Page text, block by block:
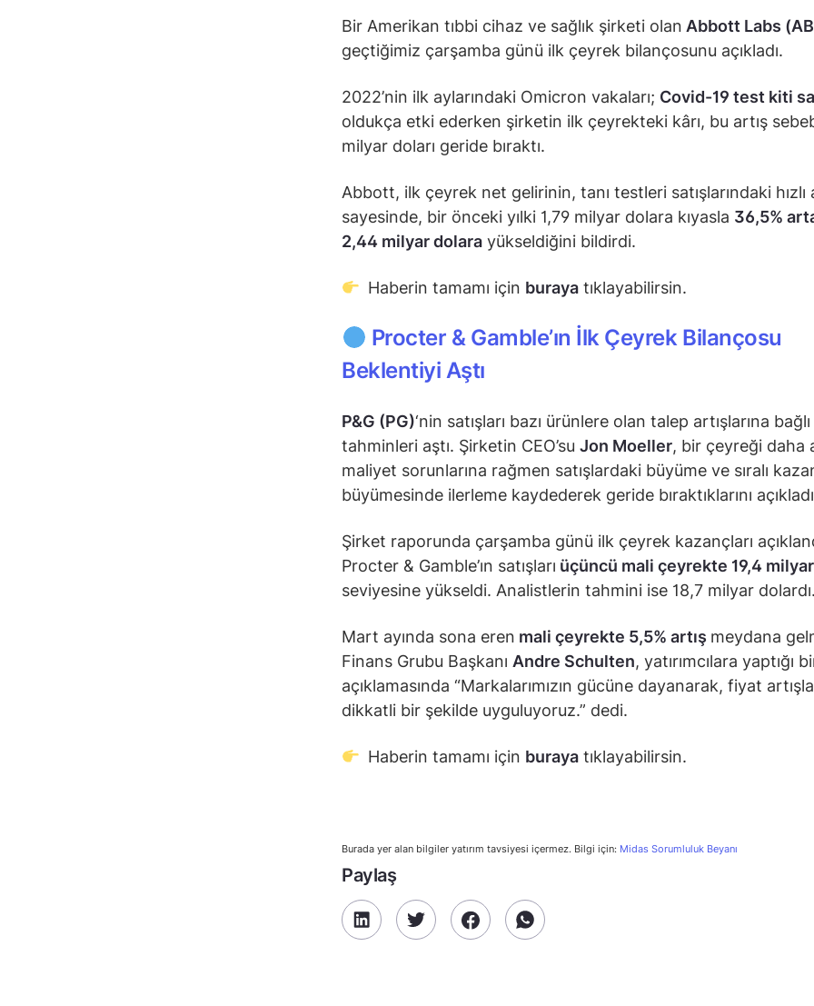
Bir Amerikan tıbbi cihaz ve sağlık şirketi olan Abbott Labs
geçtiğimiz çarşamba günü ilk çeyrek bilançosunu açıkladı.
2022’nin ilk aylarındaki Omicron vakaları; Covid-19 test kiti
oldukça etki ederken şirketin ilk çeyrekteki kârı, bu artış
milyar doları geride bıraktı.
Abbott, ilk çeyrek net gelirinin, tanı testleri satışlarındaki hızlı
sayesinde, bir önceki yılki 1,79 milyar dolara kıyasla 36,5%
2,44 milyar dolara yükseldiğini bildirdi.
Haberin tamamı için burayatıklayabilirsin.
Procter & Gamble’ın İlk Çeyrek Bilançosu
Beklentiyi Aştı
P&G (PG)‘nin satışları bazı ürünlere olan talep artışlarına
tahminleri aştı. Şirketin CEO’su Jon Moeller, bir çeyreği daha
maliyet sorunlarına rağmen satışlardaki büyüme ve sıralı
büyümesinde ilerleme kaydederek geride bıraktıklarını
Şirket raporunda çarşamba günü ilk çeyrek kazançları
Procter & Gamble’ın satışları üçüncü mali çeyrekte 19,4
seviyesine yükseldi. Analistlerin tahmini ise 18,7 milyar dolardı.
Mart ayında sona eren mali çeyrekte 5,5% artış meydana
Finans Grubu Başkanı Andre Schulten, yatırımcılara yaptığı
açıklamasında “Markalarımızın gücüne dayanarak, fiyat
dikkatli bir şekilde uyguluyoruz.” dedi.
Haberin tamamı için burayatıklayabilirsin.
Burada yer alan bilgiler yatırım tavsiyesi içermez. Bilgi için: Midas Sorumluluk Beyanı
Paylaş